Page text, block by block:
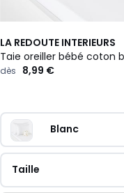
LA REDOUTE INTERIEURS
dès 8,99 €
Blanc
Taille